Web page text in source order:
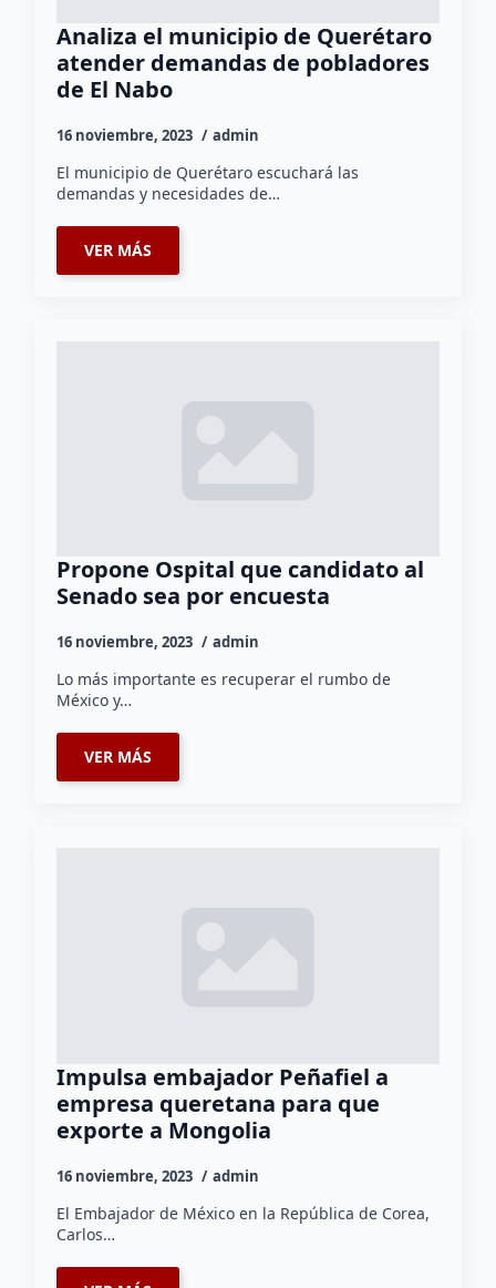
Analiza el municipio de Querétaro
atender demandas de pobladores
de El Nabo
16 noviembre, 2023 admin
El municipio de Querétaro escuchará las
demandas y necesidades de…
VER MÁS
Propone Ospital que candidato al
Senado sea por encuesta
16 noviembre, 2023 admin
Lo más importante es recuperar el rumbo de
México y…
VER MÁS
Impulsa embajador Peñafiel a
empresa queretana para que
exporte a Mongolia
16 noviembre, 2023 admin
El Embajador de México en la República de Corea,
Carlos…